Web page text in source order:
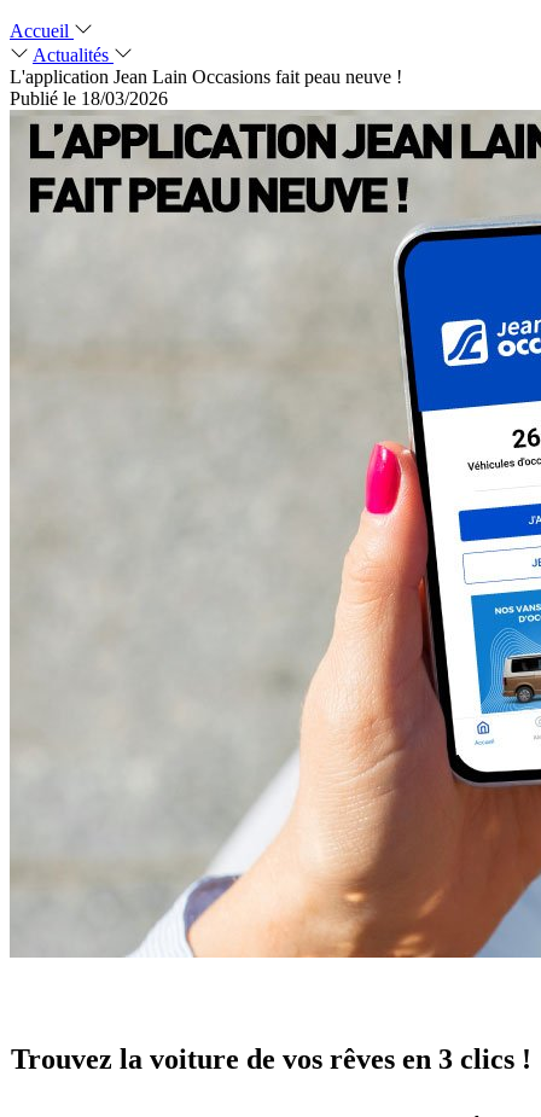
Accueil
Actualités
L'application Jean Lain Occasions fait peau neuve !
Publié le 18/03/2026
Trouvez la voiture de vos rêves en 3 clics !